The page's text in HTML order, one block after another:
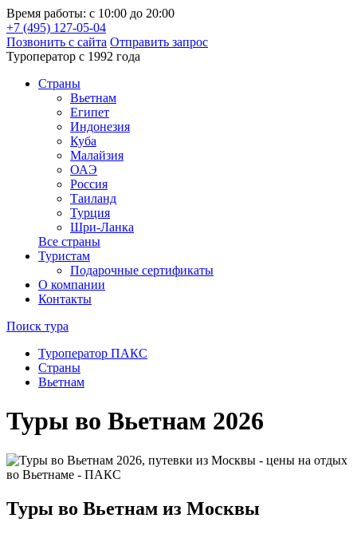
Время работы: с 10:00 до 20:00
+7 (495) 127-05-04
Позвонить с сайта Отправить запрос
Туроператор с 1992 года
Cтраны
Вьетнам
Египет
Индонезия
Куба
Малайзия
ОАЭ
Россия
Таиланд
Турция
Шри-Ланка
Все страны
Туристам
Подарочные сертификаты
О компании
Контакты
Поиск тура
Туроператор ПАКС
Cтраны
Вьетнам
Туры во Вьетнам 2026
Туры во Вьетнам из Москвы